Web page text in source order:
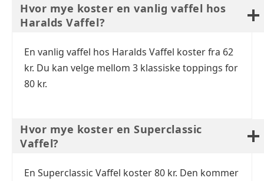
Hvor mye koster en vanlig vaffel hos
Haralds Vaffel?
En vanlig vaffel hos Haralds Vaffel koster fra 62
kr. Du kan velge mellom 3 klassiske toppings for
80 kr.
Hvor mye koster en Superclassic
Vaffel?
En Superclassic Vaffel koster 80 kr. Den kommer